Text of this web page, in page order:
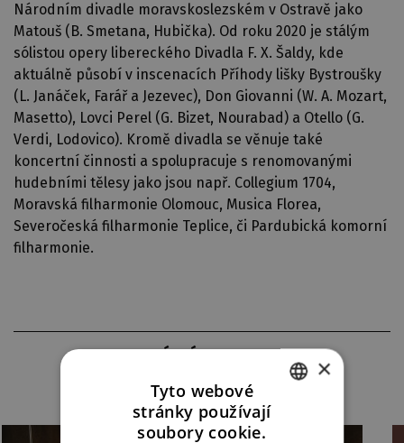
Národním divadle moravskoslezském v Ostravě jako
Matouš (B. Smetana, Hubička). Od roku 2020 je stálým
sólistou opery libereckého Divadla F. X. Šaldy, kde
aktuálně působí v inscenacích Příhody lišky Bystroušky
(L. Janáček, Farář a Jezevec), Don Giovanni (W. A. Mozart,
Masetto), Lovci Perel (G. Bizet, Nourabad) a Otello (G.
Verdi, Lodovico). Kromě divadla se věnuje také
koncertní činnosti a spolupracuje s renomovanými
hudebními tělesy jako jsou např. Collegium 1704,
Moravská filharmonie Olomouc, Musica Florea,
Severočeská filharmonie Teplice, či Pardubická komorní
filharmonie.
×
Tyto webové
stránky používají
soubory cookie.